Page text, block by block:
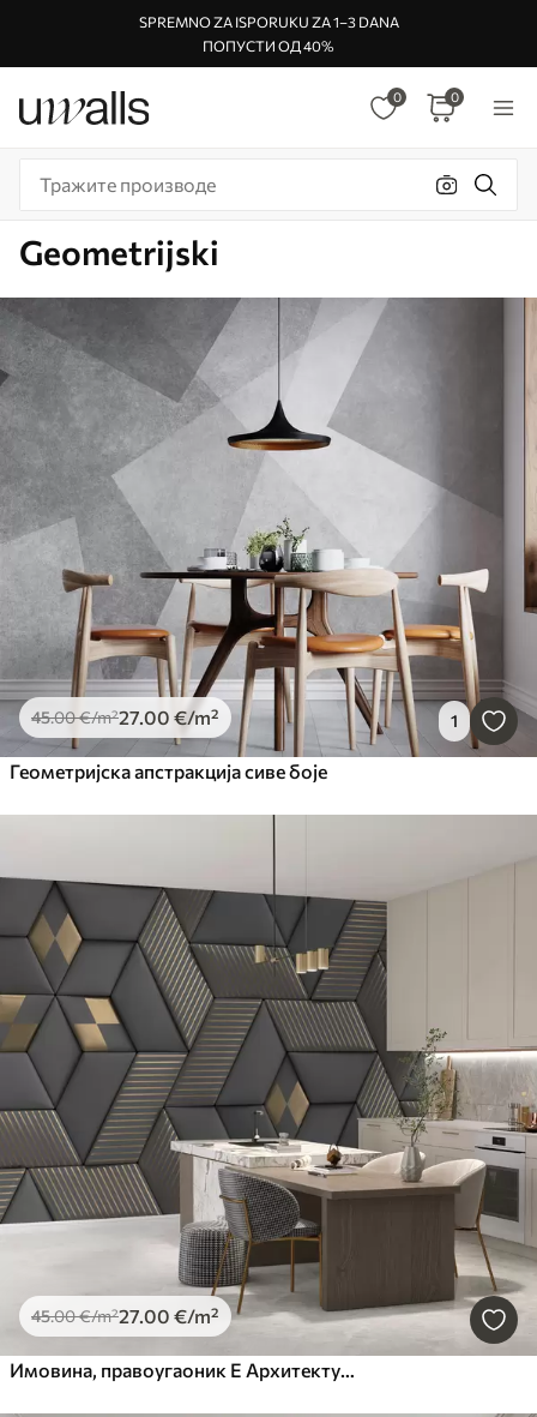
SPREMNO ZA ISPORUKU ZA 1–3 DANA
ПОПУСТИ ОД 40%
0 0
Geometrijski
45.00€/m²27.00 €/m² 1
Геометријска апстракција сиве боје
45.00€/m²27.00 €/m²
Имовина, правоугаоник Е Архитектура